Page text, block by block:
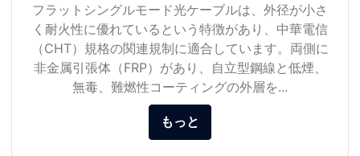
フラットシングルモード光ケーブルは、外径が小さ
く耐火性に優れているという特徴があり、中華電信
（CHT）規格の関連規制に適合しています。両側に
非金属引張体（FRP）があり、自立型鋼線と低煙、
無毒、難燃性コーティングの外層を...
もっと